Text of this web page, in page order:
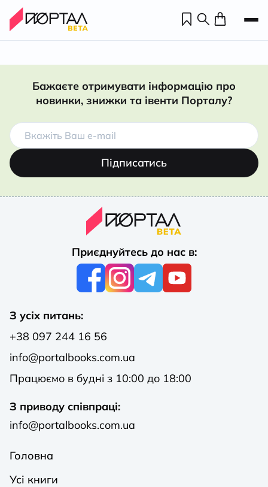
Бажаєте отримувати інформацію про
новинки, знижки та івенти Порталу?
Підписатись
Приєднуйтесь до нас в:
З усіх питань:
+38 097 244 16 56
info@portalbooks.com.ua
Працюємо в будні з 10:00 до 18:00
З приводу співпраці:
info@portalbooks.com.ua
Головна
Усі книги